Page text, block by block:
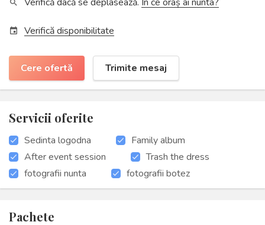
search
event Verifică disponibilitate
Cere ofertă Trimite mesaj
Servicii oferite
Sedinta logodna
Family album
After event session
Trash the dress
fotografii nunta
fotografii botez
Pachete